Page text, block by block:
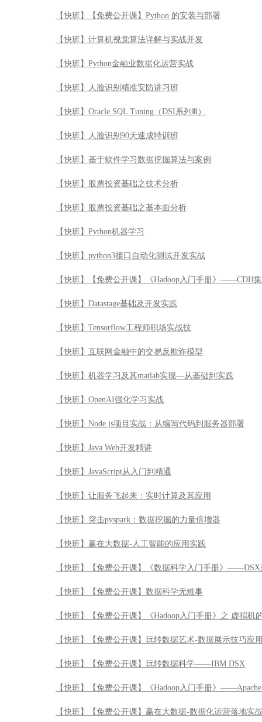
【快班】【免费公开课】Python 的安装与部署
【快班】计算机视觉算法详解与实战开发
【快班】Python金融业数据化运营实战
【快班】人脸识别精准安防讲习班
【快班】Oracle SQL Tuning（DSI系列Ⅲ）
【快班】人脸识别90天速成特训班
【快班】基于软件学习数据挖掘算法与案例
【快班】股票投资基础之技术分析
【快班】股票投资基础之基本面分析
【快班】Python机器学习
【快班】python3接口自动化测试开发实战
【快班】【免费公开课】《Hadoop入门手册》——CDH
【快班】Datastage基础及开发实践
【快班】Tensorflow工程师职场实战技
【快班】互联网金融中的交易反欺诈模型
【快班】机器学习及其matlab实现—从基础到实践
【快班】OpenAI强化学习实战
【快班】Node.js项目实战：从编写代码到服务器部署
【快班】Java Web开发精讲
【快班】JavaScript从入门到精通
【快班】让服务飞起来：实时计算及其应用
【快班】突击pyspark：数据挖掘的力量倍增器
【快班】赢在大数据-人工智能的应用实践
【快班】【免费公开课】《数据科学入门手册》
【快班】【免费公开课】数据科学无难事
【快班】【免费公开课】《Hadoop入门手册》之 虚拟机
【快班】【免费公开课】玩转数据艺术-数据展示技巧应
【快班】【免费公开课】玩转数据科学——IBM DSX
【快班】【免费公开课】《Hadoop入门手册》
【快班】【免费公开课】赢在大数据-数据化运营落地实